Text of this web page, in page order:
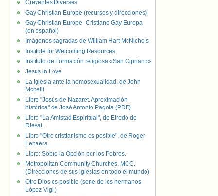
Creyentes Diverses
Gay Christian Europe (recursos y direcciones)
Gay Christian Europe- Cristiano Gay Europa
(en español)
Imágenes sagradas de William Hart McNichols
Institute for Welcoming Resources
Instituto de Formación religiosa «San Cipriano»
Jesús in Love
La iglesia ante la homosexualidad, de John
Mcneill
Libro "Jesús de Nazaret. Aproximación
histórica" de José Antonio Pagola (PDF)
Libro "La Amistad Espiritual", de Elredo de
Rieval.
Libro "Otro cristianismo es posible", de Roger
Lenaers
Libro: Sobre la Opción por los Pobres.
Metropolitan Community Churches. MCC.
(Direcciones de sus iglesias en todo el mundo)
Otro Dios es posible (serie de los hermanos
López Vigil)